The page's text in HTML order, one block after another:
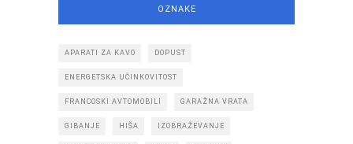
OZNAKE
APARATI ZA KAVO DOPUST
ENERGETSKA UČINKOVITOST
FRANCOSKI AVTOMOBILI GARAŽNA VRATA
GIBANJE HIŠA IZOBRAŽEVANJE